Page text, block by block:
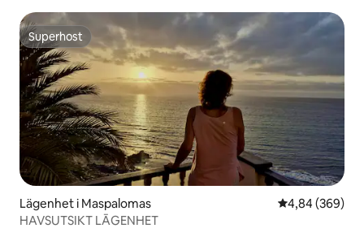
Superhost
Superhost
Lägenhet i Maspalomas 4,84 av 5 i
4,84 (369)
HAVSUTSIKT LĀGENHET